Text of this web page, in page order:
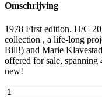
Omschrijving
1978 First edition. H/C
collection , a life-long
Bill!) and Marie
offered for sale,
new!